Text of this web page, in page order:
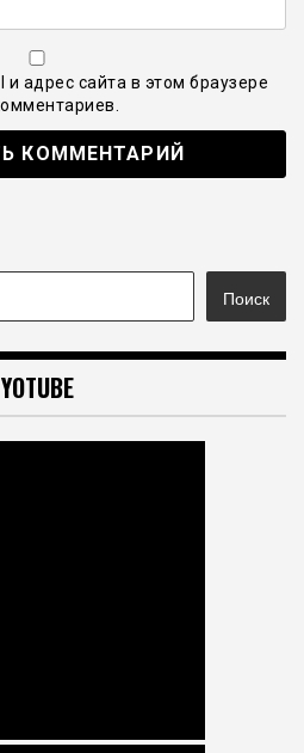
адрес сайта в этом браузере
Поиск
YOTUBE